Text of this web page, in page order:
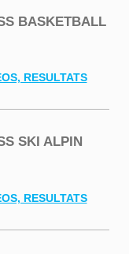
BASKETBALL
RESULTATS
SKI ALPIN
RESULTATS